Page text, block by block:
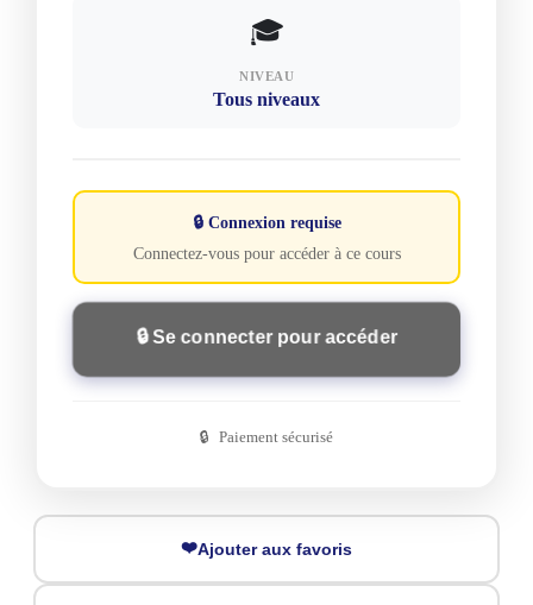
❤️Ajouter aux favoris
🎓
NIVEAU
Tous niveaux
🔒 Connexion requise
Connectez-vous pour accéder à ce cours
🔒 Se connecter pour accéder
Paiement sécurisé